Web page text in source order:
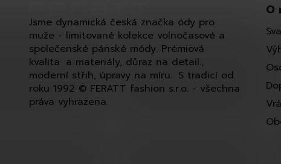
Jsme dynamická česká značka ódy pro
muže - limitované kolekce volnočasové a
společenské pánské módy. Prémiová
kvalita a materiály, důraz na detail.,
moderní střih, úpravy na míru. S tradicí od
roku 1992 © FERATT fashion s.r.o. - všechna
práva vyhrazena.
O